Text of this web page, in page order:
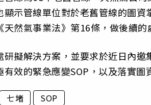
示管線單位對於老舊管線的圖
然氣事業法》第16條，做後續的
擬解決方案，並要求於近日內
效的緊急應變SOP，以及落實
七堵 SOP